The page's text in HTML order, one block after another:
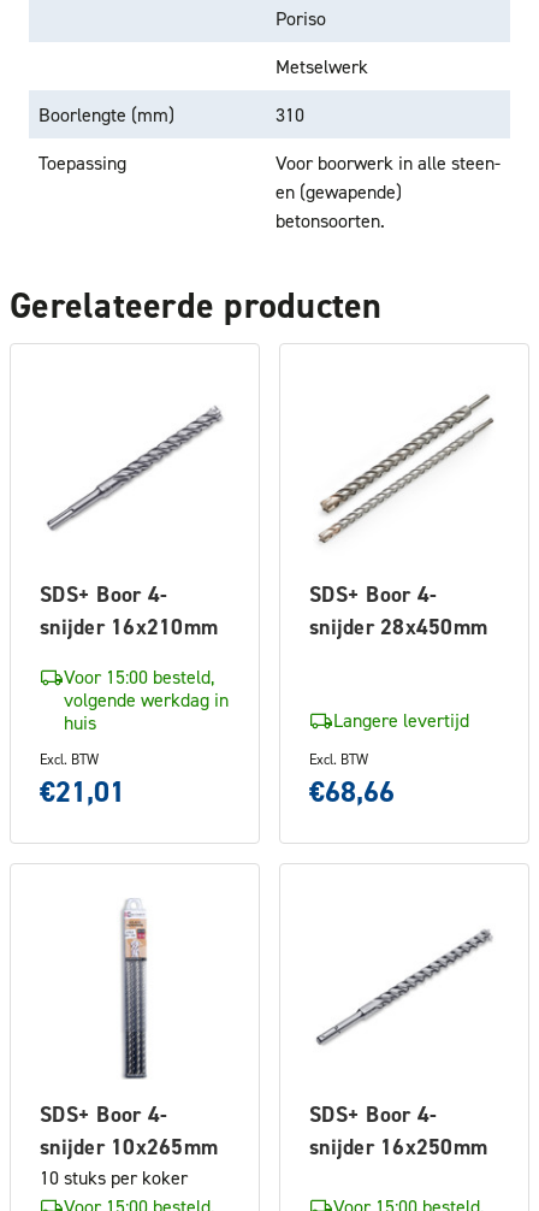
Poriso
Metselwerk
Boorlengte (mm)
310
Toepassing
Voor boorwerk in alle steen-
en (gewapende)
betonsoorten.
Gerelateerde producten
SDS+ Boor 4-
snijder 16x210mm
Voor 15:00 besteld,
volgende werkdag in
huis
Excl. BTW
€21,01
SDS+ Boor 4-
snijder 28x450mm
Langere levertijd
Excl. BTW
€68,66
SDS+ Boor 4-
snijder 10x265mm
10 stuks per koker
Voor 15:00 besteld,
SDS+ Boor 4-
snijder 16x250mm
Voor 15:00 besteld,